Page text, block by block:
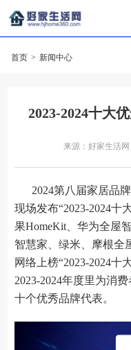
首页 > 新闻中心
2023-2024十大
来源：好家生活网
2024第八届家居品
现场发布“2023-2024十
果HomeKit、华为全屋
智慧家、绿米、摩根全
网络上榜“2023-2024十
2023-2024年度里为消
十个优秀品牌代表。